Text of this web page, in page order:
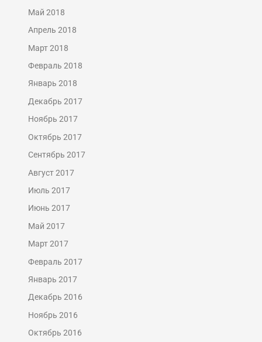
Май 2018
Апрель 2018
Март 2018
Февраль 2018
Январь 2018
Декабрь 2017
Ноябрь 2017
Октябрь 2017
Сентябрь 2017
Август 2017
Июль 2017
Июнь 2017
Май 2017
Март 2017
Февраль 2017
Январь 2017
Декабрь 2016
Ноябрь 2016
Октябрь 2016